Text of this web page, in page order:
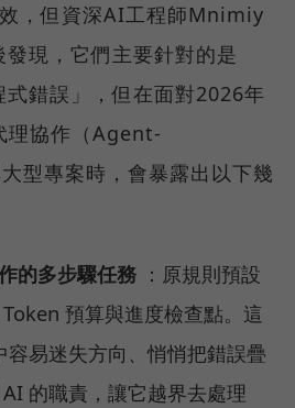
，但資深AI工程師Mnimiy
現，它們主要針對的是
式錯誤」，但在面對2026年
理協作（Agent-
型專案時，會暴露出以下幾
的多步驟任務 ：原規則預設
預算與進度檢查點。這
易迷失方向、悄悄把錯誤疊
的職責，讓它越界去處理